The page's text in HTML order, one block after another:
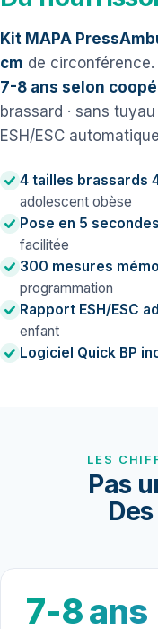
Kit MAPA
cm de
7-8 ans selon
brassard · sans
ESH/ESC
4 tailles brassards
adolescent obèse
Pose en 5 secondes
facilitée
300 mesures
programmation
Rapport ESH/ESC
enfant
Logiciel Quick BP
LES
Pas
Des
7-8 ans